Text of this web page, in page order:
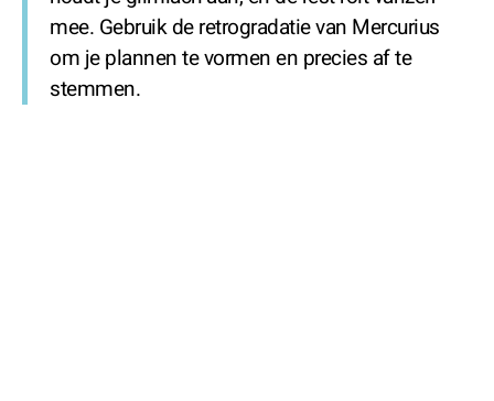
mee. Gebruik de retrogradatie van Mercurius
om je plannen te vormen en precies af te
stemmen.